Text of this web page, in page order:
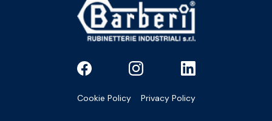
Cookie Policy Privacy Policy